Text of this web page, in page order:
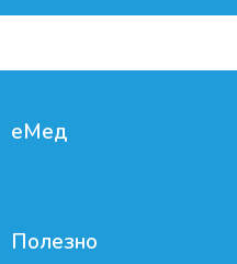
еМед
Полезно